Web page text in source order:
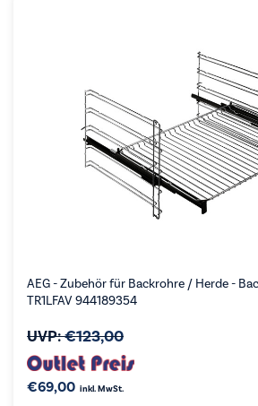
AEG - Zubehör für Backrohre / Herde -
TR1LFAV 944189354
UVP:€123,00
€69,00 inkl. MwSt.